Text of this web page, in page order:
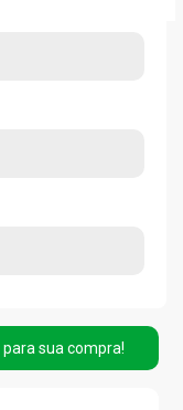
para sua compra!